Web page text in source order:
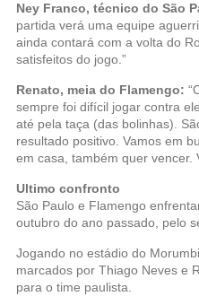
Ney Franco, técnico do São
partida verá uma equipe
ainda contará com a volta do
satisfeitos do jogo.”
Renato, meia do Flamengo:
sempre foi difícil jogar contra
até pela taça (das bolinhas).
resultado positivo. Vamos em
em casa, também quer vencer.
Ultimo confronto
São Paulo e Flamengo
outubro do ano passado, pelo
Jogando no estádio do
marcados por Thiago Neves e
para o time paulista.